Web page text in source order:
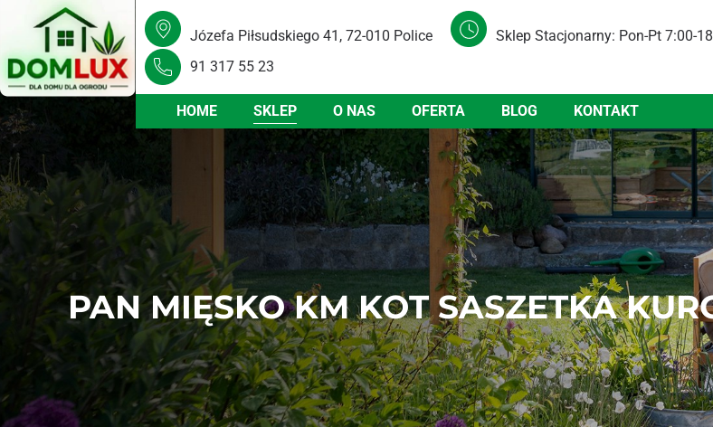
Józefa Piłsudskiego 41, 72-010 Police Sklep Stacjonarny: Pon-Pt 7:00-
91 317 55 23
HOME SKLEP O NAS OFERTA BLOG KONTAKT
PAN MIĘSKO KM KOT SASZETKA